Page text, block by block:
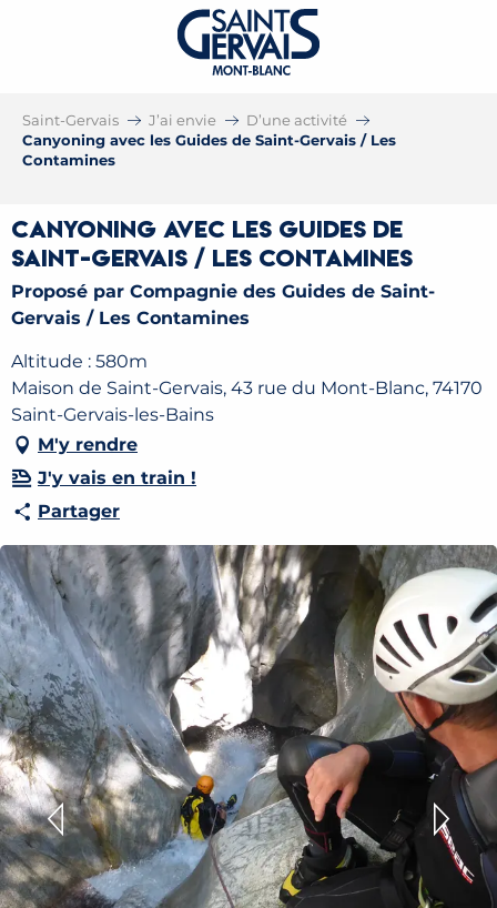
Saint-Gervais J’ai envie
D’une activité
Canyoning avec les Guides de Saint-Gervais / Les
Contamines
Canyoning avec les Guides de
Saint-Gervais / Les Contamines
Proposé par Compagnie des Guides de Saint-
Gervais / Les Contamines
Altitude : 580m
Maison de Saint-Gervais, 43 rue du Mont-Blanc, 74170
Saint-Gervais-les-Bains
M'y rendre
J'y vais en train !
Partager